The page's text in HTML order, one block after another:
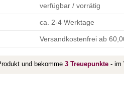
verfügbar / vorrätig
ca. 2-4 Werktage
Versandkostenfrei ab
und bekomme 3 Treuepunkte - im